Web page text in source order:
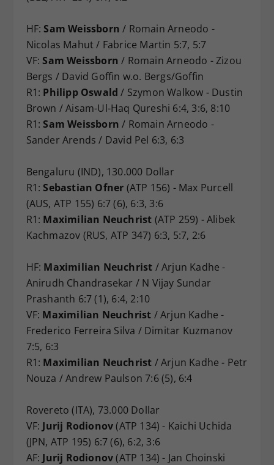
HF:Sam Weissborn / Romain Arneodo -
Nicolas Mahut / Fabrice Martin 5:7, 5:7
VF:Sam Weissborn / Romain Arneodo - Zizou
Bergs / David Goffin w.o. Bergs/Goffin
R1: Philipp Oswald / Szymon Walkow - Dustin
Brown / Aisam-Ul-Haq Qureshi 6:4, 3:6, 8:10
R1:Sam Weissborn / Romain Arneodo -
Sander Arends / David Pel 6:3, 6:3
Bengaluru (IND), 130.000 Dollar
R1:Sebastian Ofner (ATP 156) - Max Purcell
(AUS, ATP 155) 6:7 (6), 6:3, 3:6
R1: Maximilian Neuchrist (ATP 259) - Alibek
Kachmazov (RUS, ATP 347) 6:3, 5:7, 2:6
HF: Maximilian Neuchrist / Arjun Kadhe -
Anirudh Chandrasekar / N Vijay Sundar
Prashanth 6:7 (1), 6:4, 2:10
VF: Maximilian Neuchrist / Arjun Kadhe -
Frederico Ferreira Silva / Dimitar Kuzmanov
7:5, 6:3
R1: Maximilian Neuchrist / Arjun Kadhe - Petr
Nouza / Andrew Paulson 7:6 (5), 6:4
Rovereto (ITA), 73.000 Dollar
VF: Jurij Rodionov(ATP 134) - Kaichi Uchida
(JPN, ATP 195) 6:7 (6), 6:2, 3:6
AF: Jurij Rodionov(ATP 134) - Jan Choinski